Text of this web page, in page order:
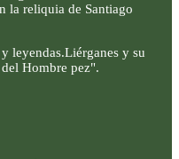
la reliquia de Santiago
leyendas.Liérganes y su
Hombre pez".